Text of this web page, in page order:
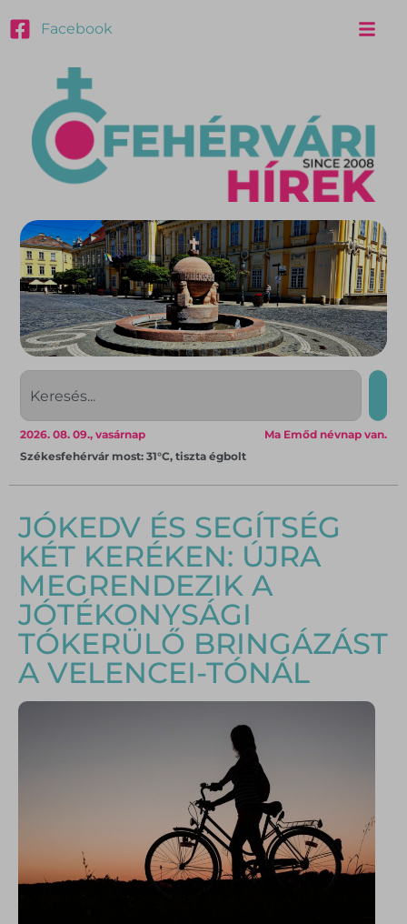
Facebook
Ma Emőd névnap van.
2026. 08. 09., vasárnap
Székesfehérvár most: 31°C, tiszta égbolt
JÓKEDV ÉS SEGÍTSÉG
KÉT KERÉKEN: ÚJRA
MEGRENDEZIK A
JÓTÉKONYSÁGI
TÓKERÜLŐ BRINGÁZÁST
A VELENCEI-TÓNÁL